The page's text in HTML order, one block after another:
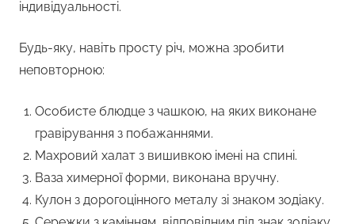
індивідуальності.
Будь-яку, навіть просту річ, можна зробити
неповторною:
Особисте блюдце з чашкою, на яких виконане
гравірування з побажаннями.
Махровий халат з вишивкою імені на спині.
Ваза химерної форми, виконана вручну.
Кулон з дорогоцінного металу зі знаком зодіаку.